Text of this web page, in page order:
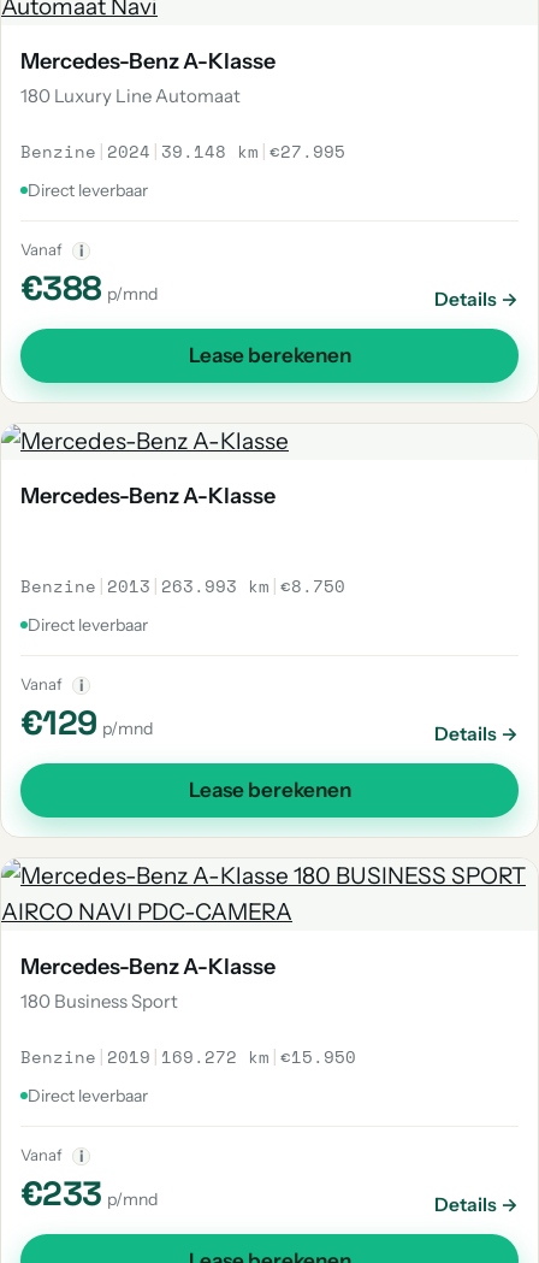
Mercedes-Benz A-Klasse
180 Luxury Line Automaat
Benzine | 2024 | 39.148 km |€27.995
Direct leverbaar
Vanaf i
€388 p/mnd Details →
Lease berekenen
Mercedes-Benz A-Klasse
Benzine | 2013 | 263.993 km |€8.750
Direct leverbaar
Vanaf i
€129 p/mnd Details →
Lease berekenen
Mercedes-Benz A-Klasse
180 Business Sport
Benzine | 2019 | 169.272 km |€15.950
Direct leverbaar
Vanaf i
€233 p/mnd Details →